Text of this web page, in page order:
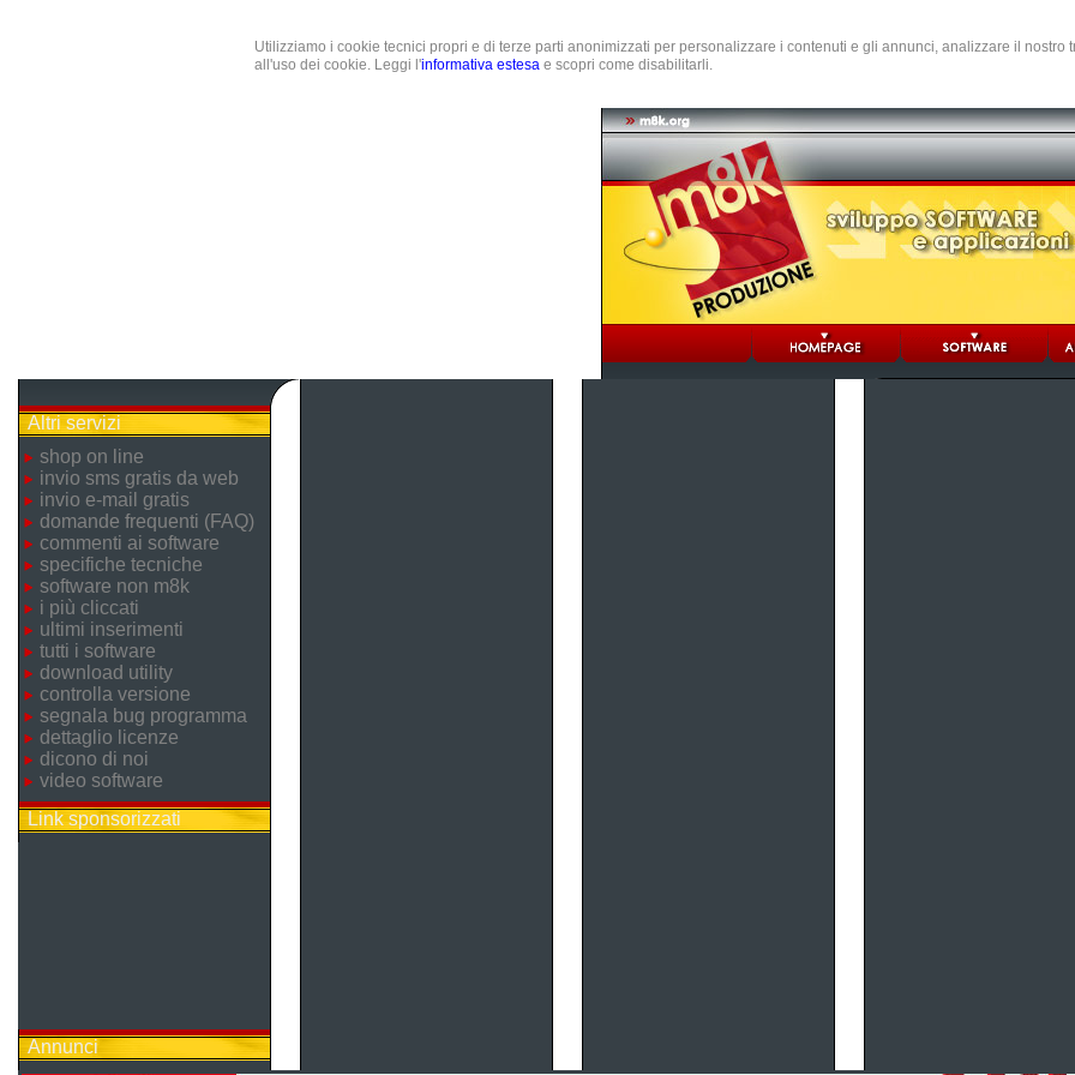
Utilizziamo i cookie tecnici propri e di terze parti anonimizzati per personalizzare i contenuti e gli annunci, analizzare il nostro
all'uso dei cookie. Leggi l'informativa estesa e scopri come disabilitarli.
Altri servizi
shop on line
invio sms gratis da web
invio e-mail gratis
domande frequenti (FAQ)
commenti ai software
specifiche tecniche
software non m8k
i più cliccati
ultimi inserimenti
tutti i software
download utility
controlla versione
segnala bug programma
dettaglio licenze
dicono di noi
video software
Link sponsorizzati
Annunci